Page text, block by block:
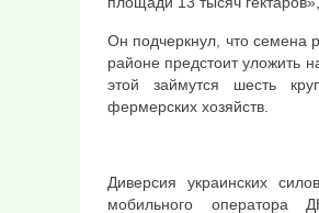
Он подчеркнул, что семена
районе предстоит уложить
этой займутся шесть
фермерских хозяйств.
Диверсия украинских
мобильного